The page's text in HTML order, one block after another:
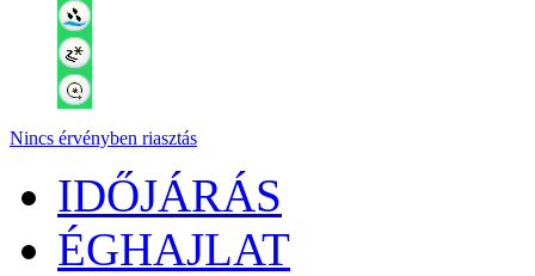
Nincs érvényben riasztás
IDŐJÁRÁS
ÉGHAJLAT